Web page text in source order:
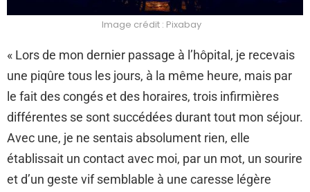
Image crédit : Pixabay
« Lors de mon dernier passage à l’hôpital, je recevais
une piqûre tous les jours, à la même heure, mais par
le fait des congés et des horaires, trois infirmières
différentes se sont succédées durant tout mon séjour.
Avec une, je ne sentais absolument rien, elle
établissait un contact avec moi, par un mot, un sourire
et d’un geste vif semblable à une caresse légère